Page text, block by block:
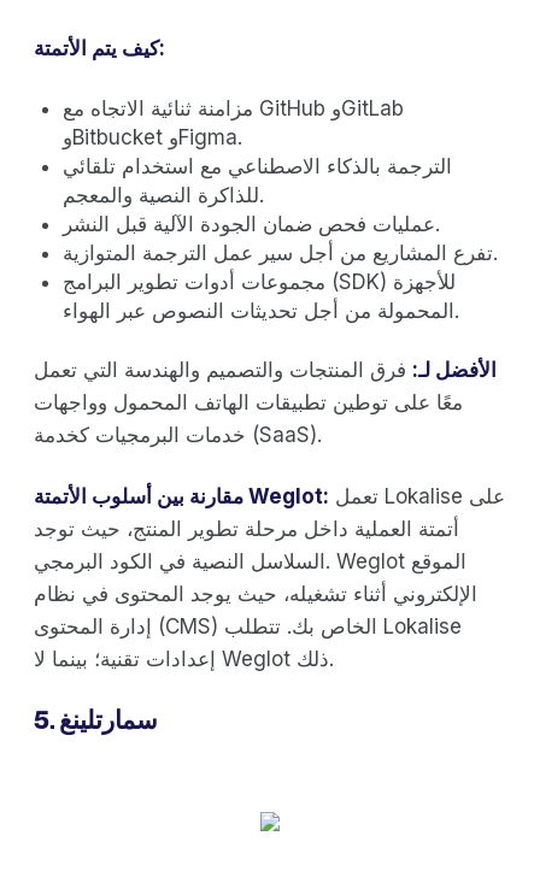
كيف يتم الأتمتة:
مزامنة ثنائية الاتجاه مع GitHub وGitLab
وBitbucket وFigma.
الترجمة بالذكاء الاصطناعي مع استخدام تلقائي
للذاكرة النصية والمعجم.
عمليات فحص ضمان الجودة الآلية قبل النشر.
تفرع المشاريع من أجل سير عمل الترجمة المتوازية.
مجموعات أدوات تطوير البرامج (SDK) للأجهزة
المحمولة من أجل تحديثات النصوص عبر الهواء.
الأفضل لـ: فرق المنتجات والتصميم والهندسة التي تعمل
معًا على توطين تطبيقات الهاتف المحمول وواجهات
خدمات البرمجيات كخدمة (SaaS).
مقارنة بين أسلوب الأتمتة Weglot:
أتمتة العملية داخل مرحلة تطوير المنتج، حيث توجد
السلاسل النصية في الكود البرمجي. Weglot الموقع
الإلكتروني أثناء تشغيله، حيث يوجد المحتوى في نظام
إدارة المحتوى (CMS) الخاص بك. تتطلب Lokalise
إعدادات تقنية؛ بينما لا Weglot ذلك.
5. سمارتلينغ